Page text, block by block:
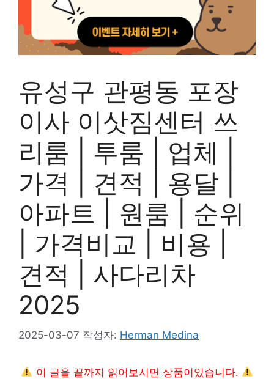
유성구 관평동 포장
이사 이삿짐센터 쓰
리룸 | 투룸 | 업체 |
가격 | 견적 | 용달 |
아파트 | 원룸 | 순위
| 가격비교 | 비용 |
견적 | 사다리차
2025
2025-03-07 작성자: Herman Medina
이 글을 끝까지 읽어보시면 상품이있습니다.